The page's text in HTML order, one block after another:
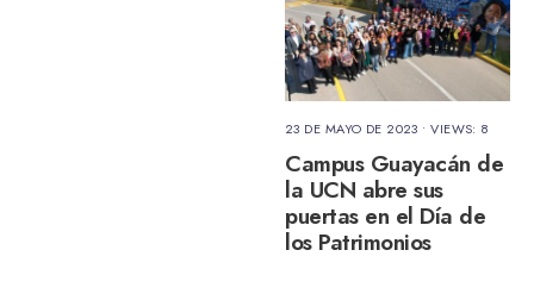
23 DE MAYO DE 2023 •VIEWS: 8
Campus Guayacán de
la UCN abre sus
puertas en el Día de
los Patrimonios